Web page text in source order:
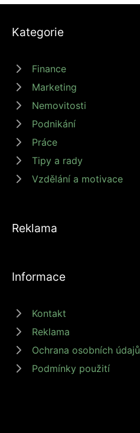
Kategorie
Finance
Marketing
Nemovitosti
Podnikání
Práce
Tipy a rady
Vzdělání a motivace
Reklama
Informace
Kontakt
Reklama
Ochrana osobních údajů
Podmínky použití